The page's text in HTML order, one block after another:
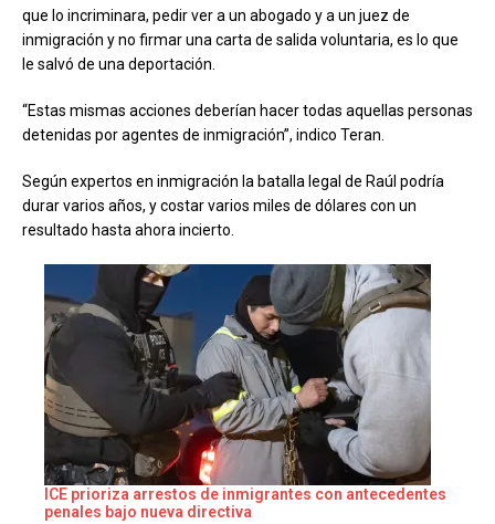
que lo incriminara, pedir ver a un abogado y a un juez de
inmigración y no firmar una carta de salida voluntaria, es lo que
le salvó de una deportación.
“Estas mismas acciones deberían hacer todas aquellas personas
detenidas por agentes de inmigración”, indico Teran.
Según expertos en inmigración la batalla legal de Raúl podría
durar varios años, y costar varios miles de dólares con un
resultado hasta ahora incierto
ICE prioriza arrestos de inmigrantes con antecedentes
penales bajo nueva directiva